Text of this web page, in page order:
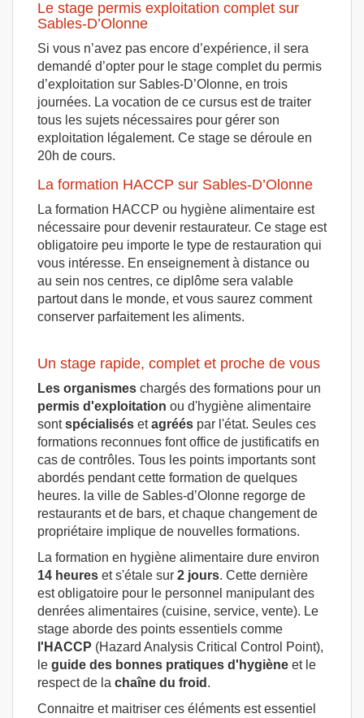
Le stage permis exploitation complet sur
Sables-D’Olonne
Si vous n’avez pas encore d’expérience, il sera
demandé d’opter pour le stage complet du permis
d’exploitation sur Sables-D’Olonne, en trois
journées. La vocation de ce cursus est de traiter
tous les sujets nécessaires pour gérer son
exploitation légalement. Ce stage se déroule en
20h de cours.
La formation HACCP sur Sables-D’Olonne
La formation HACCP ou hygiène alimentaire est
nécessaire pour devenir restaurateur. Ce stage est
obligatoire peu importe le type de restauration qui
vous intéresse. En enseignement à distance ou
au sein nos centres, ce diplôme sera valable
partout dans le monde, et vous saurez comment
conserver parfaitement les aliments.
Un stage rapide, complet et proche de vous
Les organismes chargés des formations pour un
permis d'exploitation ou d'hygiène alimentaire
sontspécialisés etagréés par l'état. Seules ces
formations reconnues font office de justificatifs en
cas de contrôles. Tous les points importants sont
abordés pendant cette formation de quelques
heures. la ville de Sables-d’Olonne regorge de
restaurants et de bars, et chaque changement de
propriétaire implique de nouvelles formations.
La formation en hygiène alimentaire dure environ
14 heures et s'étale sur 2 jours. Cette dernière
est obligatoire pour le personnel manipulant des
denrées alimentaires (cuisine, service, vente). Le
stage aborde des points essentiels comme
l'HACCP (Hazard Analysis Critical Control Point),
le guide des bonnes pratiques d'hygiène et le
respect de la chaîne du froid .
Connaitre et maitriser ces éléments est essentiel